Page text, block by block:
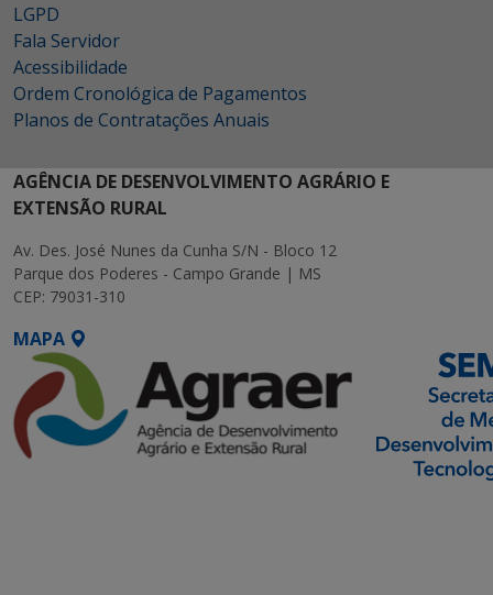
LGPD
Fala Servidor
Acessibilidade
Ordem Cronológica de Pagamentos
Planos de Contratações Anuais
AGÊNCIA DE DESENVOLVIMENTO AGRÁRIO E
EXTENSÃO RURAL
Av. Des. José Nunes da Cunha S/N - Bloco 12
Parque dos Poderes - Campo Grande | MS
CEP: 79031-310
MAPA